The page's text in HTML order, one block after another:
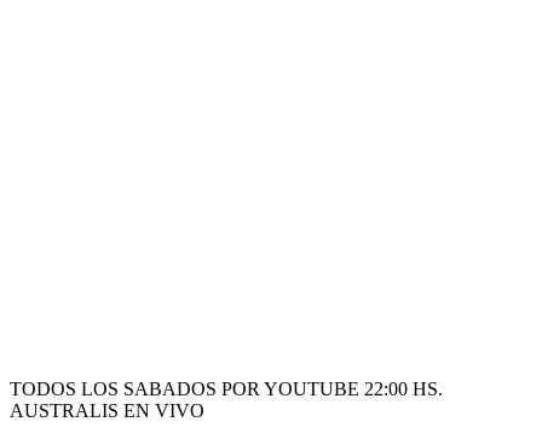
TODOS LOS SABADOS POR YOUTUBE 22:00 HS.
AUSTRALIS EN VIVO